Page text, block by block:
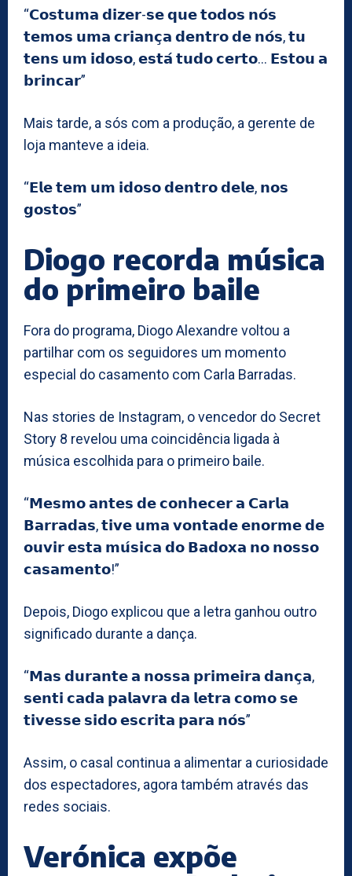
“𝗖𝗼𝘀𝘁𝘂𝗺𝗮 𝗱𝗶𝘇𝗲𝗿-𝘀𝗲 𝗾𝘂𝗲 𝘁𝗼𝗱𝗼𝘀 𝗻𝗼́𝘀
𝘁𝗲𝗺𝗼𝘀 𝘂𝗺𝗮 𝗰𝗿𝗶𝗮𝗻𝗰̧𝗮 𝗱𝗲𝗻𝘁𝗿𝗼 𝗱𝗲 𝗻𝗼́𝘀, 𝘁𝘂
𝘁𝗲𝗻𝘀 𝘂𝗺 𝗶𝗱𝗼𝘀𝗼, 𝗲𝘀𝘁𝗮́ 𝘁𝘂𝗱𝗼 𝗰𝗲𝗿𝘁𝗼… 𝗘𝘀𝘁𝗼𝘂 𝗮
𝗯𝗿𝗶𝗻𝗰𝗮𝗿”
Mais tarde, a sós com a produção, a gerente de
loja manteve a ideia.
“𝗘𝗹𝗲 𝘁𝗲𝗺 𝘂𝗺 𝗶𝗱𝗼𝘀𝗼 𝗱𝗲𝗻𝘁𝗿𝗼 𝗱𝗲𝗹𝗲, 𝗻𝗼𝘀
𝗴𝗼𝘀𝘁𝗼𝘀”
Diogo recorda música
do primeiro baile
Fora do programa, Diogo Alexandre voltou a
partilhar com os seguidores um momento
especial do casamento com Carla Barradas.
Nas stories de Instagram, o vencedor do Secret
Story 8 revelou uma coincidência ligada à
música escolhida para o primeiro baile.
“𝗠𝗲𝘀𝗺𝗼 𝗮𝗻𝘁𝗲𝘀 𝗱𝗲 𝗰𝗼𝗻𝗵𝗲𝗰𝗲𝗿 𝗮 𝗖𝗮𝗿𝗹𝗮
𝗕𝗮𝗿𝗿𝗮𝗱𝗮𝘀, 𝘁𝗶𝘃𝗲 𝘂𝗺𝗮 𝘃𝗼𝗻𝘁𝗮𝗱𝗲 𝗲𝗻𝗼𝗿𝗺𝗲 𝗱𝗲
𝗼𝘂𝘃𝗶𝗿 𝗲𝘀𝘁𝗮 𝗺𝘂́𝘀𝗶𝗰𝗮 𝗱𝗼 𝗕𝗮𝗱𝗼𝘅𝗮 𝗻𝗼 𝗻𝗼𝘀𝘀𝗼
𝗰𝗮𝘀𝗮𝗺𝗲𝗻𝘁𝗼!”
Depois, Diogo explicou que a letra ganhou outro
significado durante a dança.
“𝗠𝗮𝘀 𝗱𝘂𝗿𝗮𝗻𝘁𝗲 𝗮 𝗻𝗼𝘀𝘀𝗮 𝗽𝗿𝗶𝗺𝗲𝗶𝗿𝗮 𝗱𝗮𝗻𝗰̧𝗮,
𝘀𝗲𝗻𝘁𝗶 𝗰𝗮𝗱𝗮 𝗽𝗮𝗹𝗮𝘃𝗿𝗮 𝗱𝗮 𝗹𝗲𝘁𝗿𝗮 𝗰𝗼𝗺𝗼 𝘀𝗲
𝘁𝗶𝘃𝗲𝘀𝘀𝗲 𝘀𝗶𝗱𝗼 𝗲𝘀𝗰𝗿𝗶𝘁𝗮 𝗽𝗮𝗿𝗮 𝗻𝗼́𝘀”
Assim, o casal continua a alimentar a curiosidade
dos espectadores, agora também através das
redes sociais.
Verónica expõe